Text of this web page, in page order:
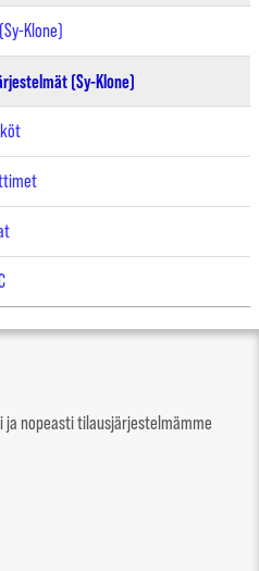
Klone)
(Sy-Klone)
nopeasti tilausjärjestelmämme